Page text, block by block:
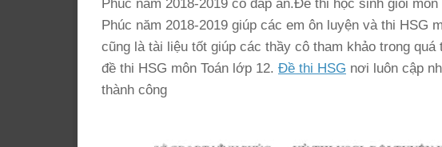
Phúc năm 2018-2019 có đáp án.Đề thi học sinh giỏi
Phúc năm 2018-2019 giúp các em ôn luyện và thi HSG
cũng là tài liệu tốt giúp các thầy cô tham khảo trong
đề thi HSG môn Toán lớp 12. Đề thi HSG nơi luôn cập
thành công